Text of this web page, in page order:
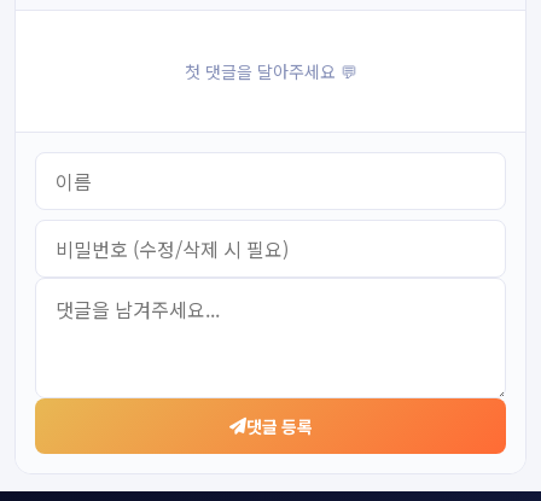
첫 댓글을 달아주세요 💬
댓글 등록